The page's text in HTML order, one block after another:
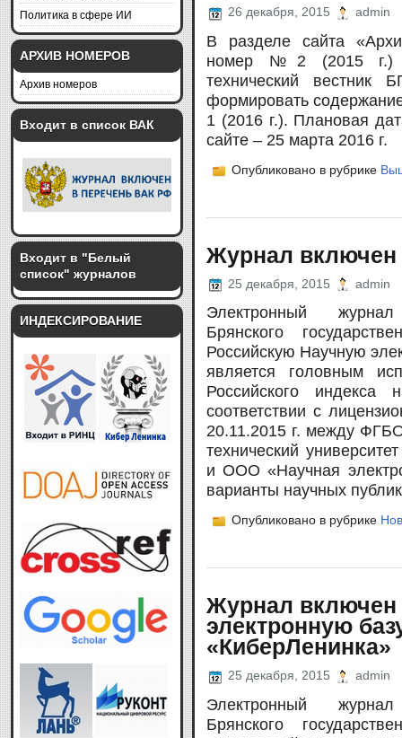
Политика в сфере ИИ
АРХИВ НОМЕРОВ
Архив номеров
Входит в список ВАК
Входит в "Белый
список" журналов
ИНДЕКСИРОВАНИЕ
26 декабря, 2015 admin
В разделе сайта
номер №2 (2015 г.)
технический вестник
формировать
1 (2016 г.). Плановая
сайте – 25 марта 2016 г.
Опубликовано в рубрике
Журнал
25 декабря, 2015 admin
Электронный журнал
Брянского
Российскую Научную
является головным
Российского
соответствии с
20.11.2015 г. между
технический
и ООО «Научная
варианты научных
Опубликовано в рубрике
Журнал
электронную
«КиберЛенинка»
25 декабря, 2015 admin
Электронный журнал
Брянского